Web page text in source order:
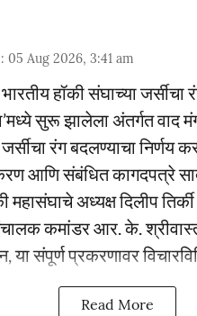
: 05 Aug 2026, 3:41 am
भारतीय हॉकी संघाच्या
सुरू झालेला अंतर्गत वाद
रंग बदलण्याचा निर्णय
आणि संबंधित कागदपत्रे
महासंघाचे अध्यक्ष दिलीप
कमांडर आर. के.
या संपूर्ण प्रकरणावर
Read More